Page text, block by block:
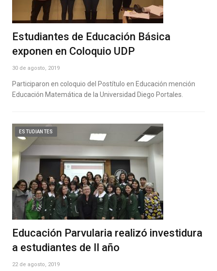
Estudiantes de Educación Básica
exponen en Coloquio UDP
30 de agosto, 2019
Participaron en coloquio del Postítulo en Educación mención
Educación Matemática de la Universidad Diego Portales.
ESTUDIANTES
Educación Parvularia realizó investidura
a estudiantes de II año
22 de agosto, 2019